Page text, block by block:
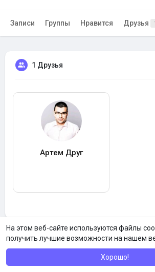
На этом веб-сайте используются файлы
получить лучшие возможности на нашем
Хорошо!
Записи Группы Нравится Друзья
1 Друзья
Артем Друг